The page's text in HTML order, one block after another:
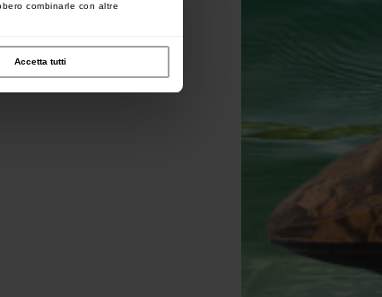
combinarle con altre
Accetta tutti